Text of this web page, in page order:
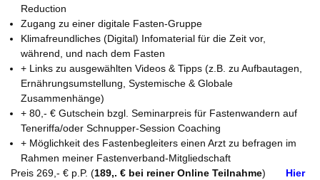
Reduction
Zugang zu einer digitale Fasten-Gruppe
Klimafreundliches (Digital) Infomaterial für die Zeit vor,
während, und nach dem Fasten
+ Links zu ausgewählten Videos & Tipps (z.B. zu Aufbautagen,
Ernährungsumstellung, Systemische & Globale
Zusammenhänge)
+ 80,- € Gutschein bzgl. Seminarpreis für Fastenwandern auf
Teneriffa/oder Schnupper-Session Coaching
+ Möglichkeit des Fastenbegleiters einen Arzt zu befragen im
Rahmen meiner Fastenverband-Mitgliedschaft
Preis 269,- € p.P. (189,. € bei reiner Online Teilnahme) Hier